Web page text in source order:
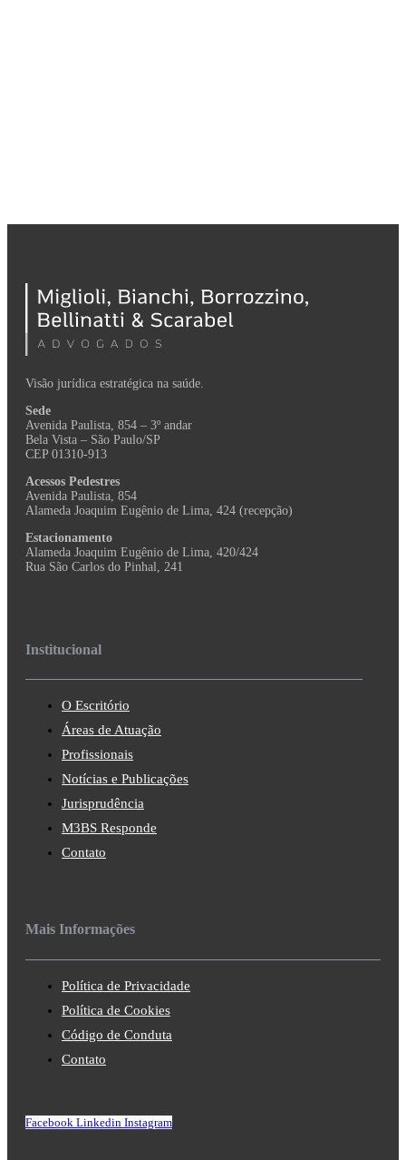
Visão jurídica estratégica na saúde.
Sede
Avenida Paulista, 854 – 3º andar
Bela Vista – São Paulo/SP
CEP 01310-913
Acessos Pedestres
Avenida Paulista, 854
Alameda Joaquim Eugênio de Lima, 424 (recepção)
Estacionamento
Alameda Joaquim Eugênio de Lima, 420/424
Rua São Carlos do Pinhal, 241
Institucional
O Escritório
Áreas de Atuação
Profissionais
Notícias e Publicações
Jurisprudência
M3BS Responde
Contato
Mais Informações
Política de Privacidade
Política de Cookies
Código de Conduta
Contato
Facebook Linkedin Instagram